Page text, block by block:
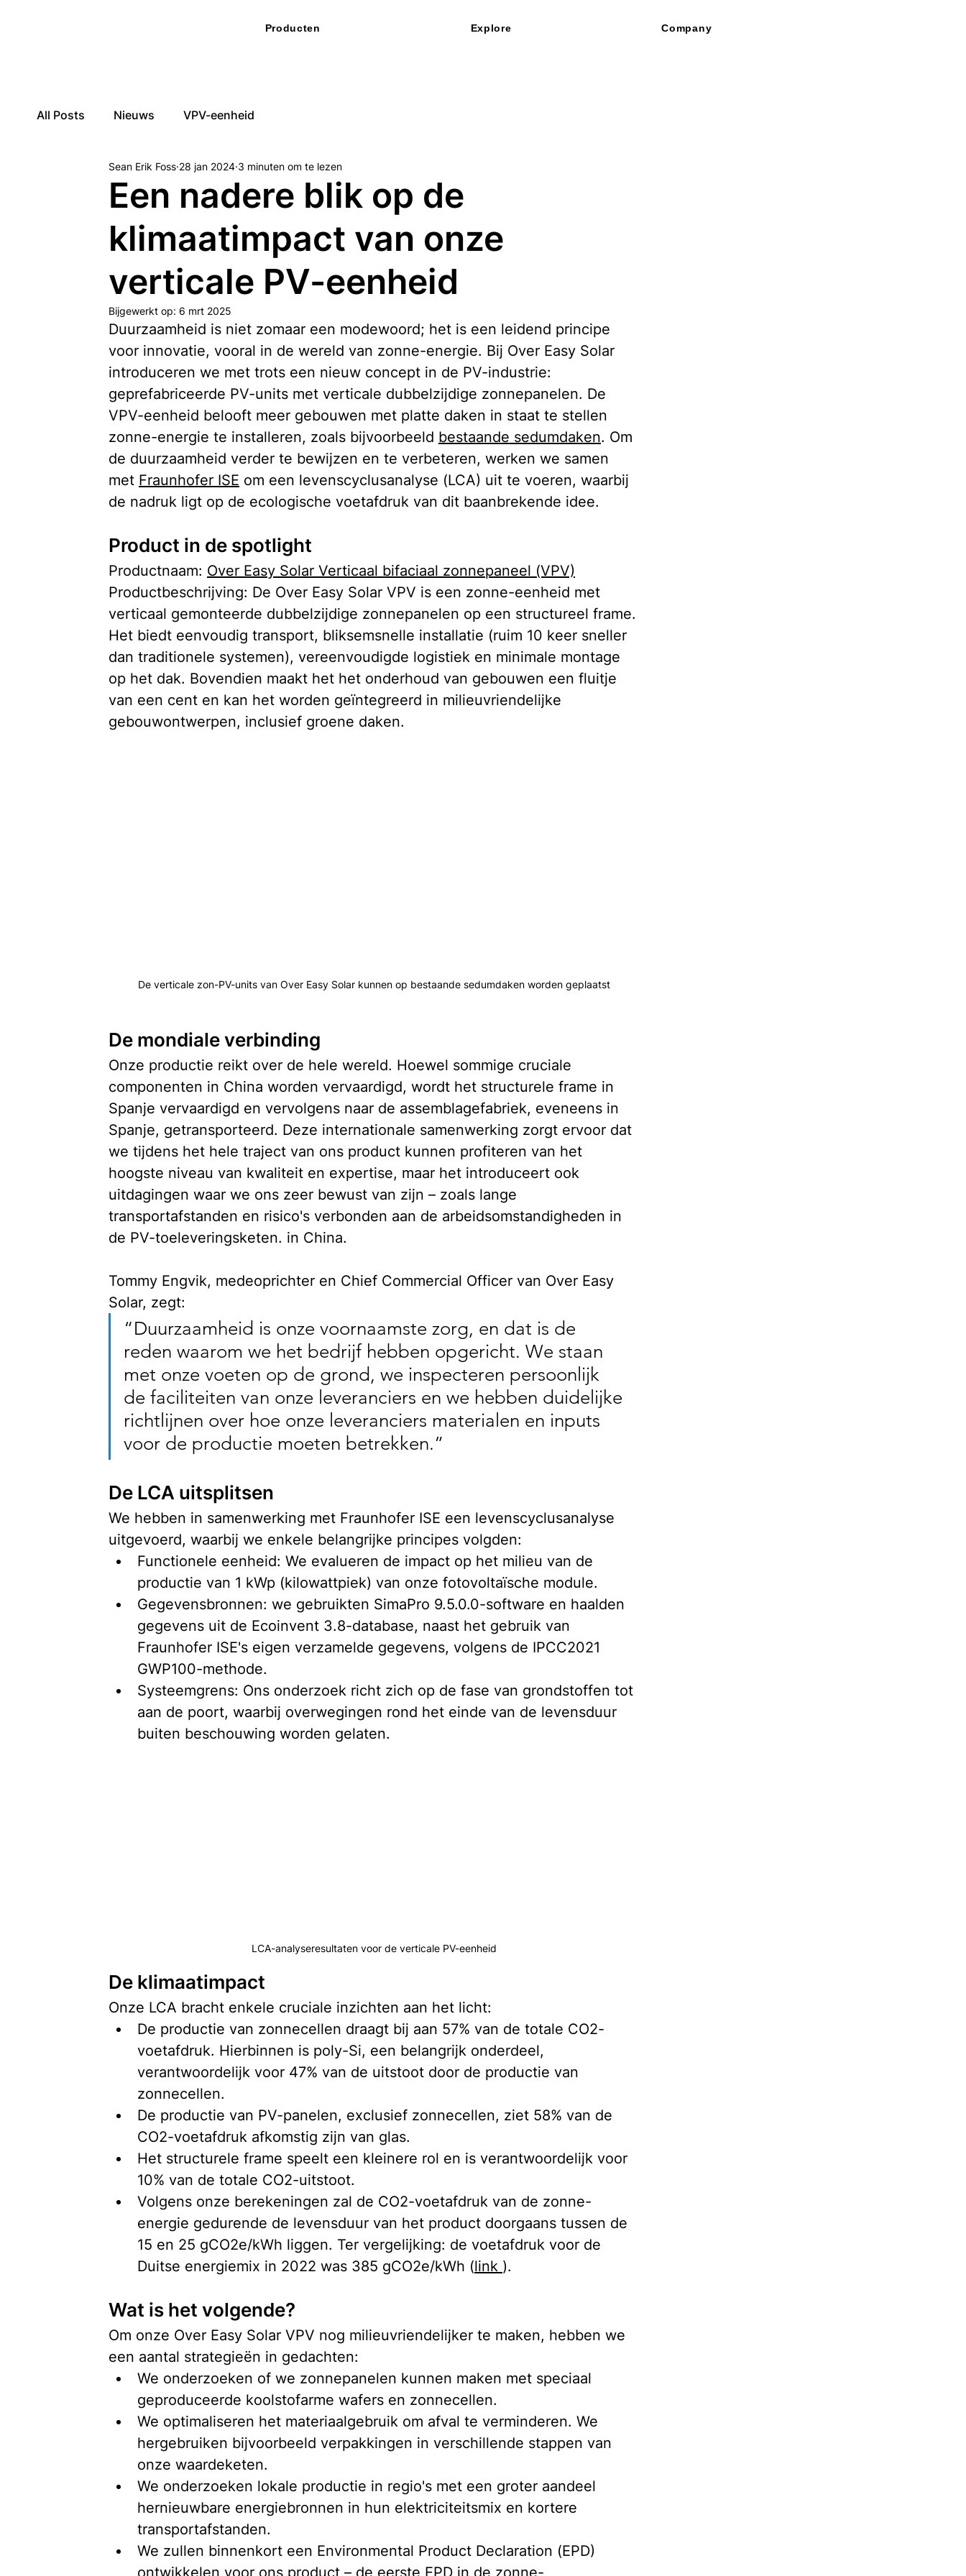
Producten Explore Company
All Posts Nieuws VPV-eenheid
Een nadere blik op de
klimaatimpact van onze
verticale PV-eenheid
Sean Erik Foss 28 jan 2024 3 minuten om te lezen
Bijgewerkt op: 6 mrt 2025
Duurzaamheid is niet zomaar een modewoord; het is een leidend principe
voor innovatie, vooral in de wereld van zonne-energie. Bij Over Easy Solar
introduceren we met trots een nieuw concept in de PV-industrie:
geprefabriceerde PV-units met verticale dubbelzijdige zonnepanelen. De
VPV-eenheid belooft meer gebouwen met platte daken in staat te stellen
zonne-energie te installeren, zoals bijvoorbeeld bestaande sedumdaken. Om
de duurzaamheid verder te bewijzen en te verbeteren, werken we samen
met Fraunhofer ISE om een levenscyclusanalyse (LCA) uit te voeren, waarbij
de nadruk ligt op de ecologische voetafdruk van dit baanbrekende idee.
Product in de spotlight
Productnaam: Over Easy Solar Verticaal bifaciaal zonnepaneel (VPV)
Productbeschrijving: De Over Easy Solar VPV is een zonne-eenheid met
verticaal gemonteerde dubbelzijdige zonnepanelen op een structureel frame.
Het biedt eenvoudig transport, bliksemsnelle installatie (ruim 10 keer sneller
dan traditionele systemen), vereenvoudigde logistiek en minimale montage
op het dak. Bovendien maakt het het onderhoud van gebouwen een fluitje
van een cent en kan het worden geïntegreerd in milieuvriendelijke
gebouwontwerpen, inclusief groene daken.
De verticale zon-PV-units van Over Easy Solar kunnen op bestaande sedumdaken worden geplaatst
De mondiale verbinding
Onze productie reikt over de hele wereld. Hoewel sommige cruciale
componenten in China worden vervaardigd, wordt het structurele frame in
Spanje vervaardigd en vervolgens naar de assemblagefabriek, eveneens in
Spanje, getransporteerd. Deze internationale samenwerking zorgt ervoor dat
we tijdens het hele traject van ons product kunnen profiteren van het
hoogste niveau van kwaliteit en expertise, maar het introduceert ook
uitdagingen waar we ons zeer bewust van zijn – zoals lange
transportafstanden en risico's verbonden aan de arbeidsomstandigheden in
de PV-toeleveringsketen. in China.
Tommy Engvik, medeoprichter en Chief Commercial Officer van Over Easy
Solar, zegt:
“Duurzaamheid is onze voornaamste zorg, en dat is de
reden waarom we het bedrijf hebben opgericht. We staan
met onze voeten op de grond, we inspecteren persoonlijk
de faciliteiten van onze leveranciers en we hebben duidelijke
richtlijnen over hoe onze leveranciers materialen en inputs
voor de productie moeten betrekken.”
De LCA uitsplitsen
We hebben in samenwerking met Fraunhofer ISE een levenscyclusanalyse
uitgevoerd, waarbij we enkele belangrijke principes volgden:
Functionele eenheid: We evalueren de impact op het milieu van de
productie van 1 kWp (kilowattpiek) van onze fotovoltaïsche module.
Gegevensbronnen: we gebruikten SimaPro 9.5.0.0-software en haalden
gegevens uit de Ecoinvent 3.8-database, naast het gebruik van
Fraunhofer ISE's eigen verzamelde gegevens, volgens de IPCC2021
GWP100-methode.
Systeemgrens: Ons onderzoek richt zich op de fase van grondstoffen tot
aan de poort, waarbij overwegingen rond het einde van de levensduur
buiten beschouwing worden gelaten.
LCA-analyseresultaten voor de verticale PV-eenheid
De klimaatimpact
Onze LCA bracht enkele cruciale inzichten aan het licht:
De productie van zonnecellen draagt bij aan 57% van de totale CO2-
voetafdruk. Hierbinnen is poly-Si, een belangrijk onderdeel,
verantwoordelijk voor 47% van de uitstoot door de productie van
zonnecellen.
De productie van PV-panelen, exclusief zonnecellen, ziet 58% van de
CO2-voetafdruk afkomstig zijn van glas.
Het structurele frame speelt een kleinere rol en is verantwoordelijk voor
10% van de totale CO2-uitstoot.
Volgens onze berekeningen zal de CO2-voetafdruk van de zonne-
energie gedurende de levensduur van het product doorgaans tussen de
15 en 25 gCO2e/kWh liggen. Ter vergelijking: de voetafdruk voor de
Duitse energiemix in 2022 was 385 gCO2e/kWh (link ).
Wat is het volgende?
Om onze Over Easy Solar VPV nog milieuvriendelijker te maken, hebben we
een aantal strategieën in gedachten:
We onderzoeken of we zonnepanelen kunnen maken met speciaal
geproduceerde koolstofarme wafers en zonnecellen.
We optimaliseren het materiaalgebruik om afval te verminderen. We
hergebruiken bijvoorbeeld verpakkingen in verschillende stappen van
onze waardeketen.
We onderzoeken lokale productie in regio's met een groter aandeel
hernieuwbare energiebronnen in hun elektriciteitsmix en kortere
transportafstanden.
We zullen binnenkort een Environmental Product Declaration (EPD)